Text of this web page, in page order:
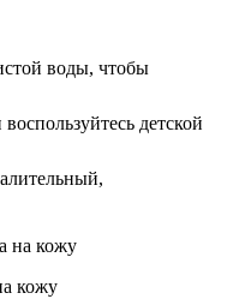
воды, чтобы
детской
кожу